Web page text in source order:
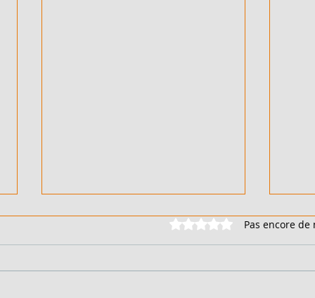
Noté 0 étoile sur 5.
Pas encore de